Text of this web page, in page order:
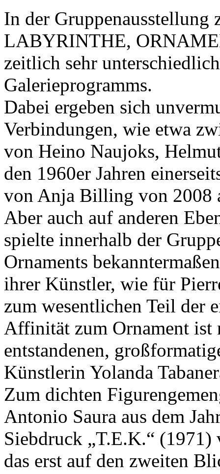
In der Gruppenausstellung
LABYRINTHE,
zeitlich sehr
Galerieprogramms.
Dabei ergeben sich
Verbindungen, wie etwa
von Heino Naujoks,
den 1960er Jahren
von Anja Billing von 2008
Aber auch auf anderen
spielte innerhalb der
Ornaments
ihrer Künstler, wie für
zum wesentlichen Teil der
Affinität zum Ornament ist
entstandenen,
Künstlerin Yolanda
Zum dichten
Antonio Saura aus dem
Siebdruck „T.E.K.“
das erst auf den zweiten